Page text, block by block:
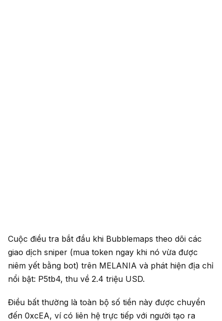
Cuộc điều tra bắt đầu khi Bubblemaps theo dõi các
giao dịch sniper (mua token ngay khi nó vừa được
niêm yết bằng bot) trên MELANIA và phát hiện địa chỉ
nổi bật: P5tb4, thu về 2.4 triệu USD.
Điều bất thường là toàn bộ số tiền này được chuyển
đến 0xcEA, ví có liên hệ trực tiếp với người tạo ra